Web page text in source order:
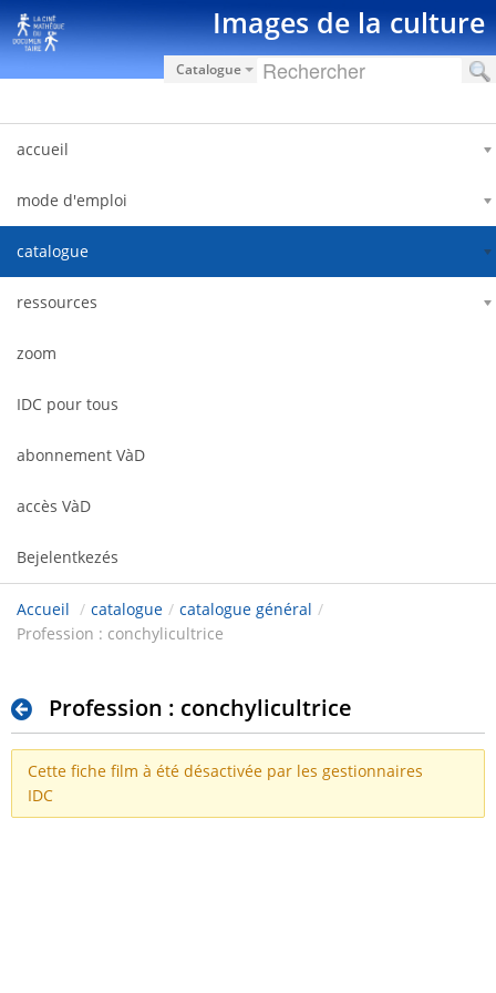
Ugrás a tartalomhoz Images de la culture
Catalogue
accueil
mode d'emploi
catalogue
ressources
zoom
IDC pour tous
abonnement VàD
accès VàD
Bejelentkezés
Accueil / catalogue / catalogue général /
Profession : conchylicultrice
Profession : conchylicultrice
Cette fiche film à été désactivée par les gestionnaires
IDC